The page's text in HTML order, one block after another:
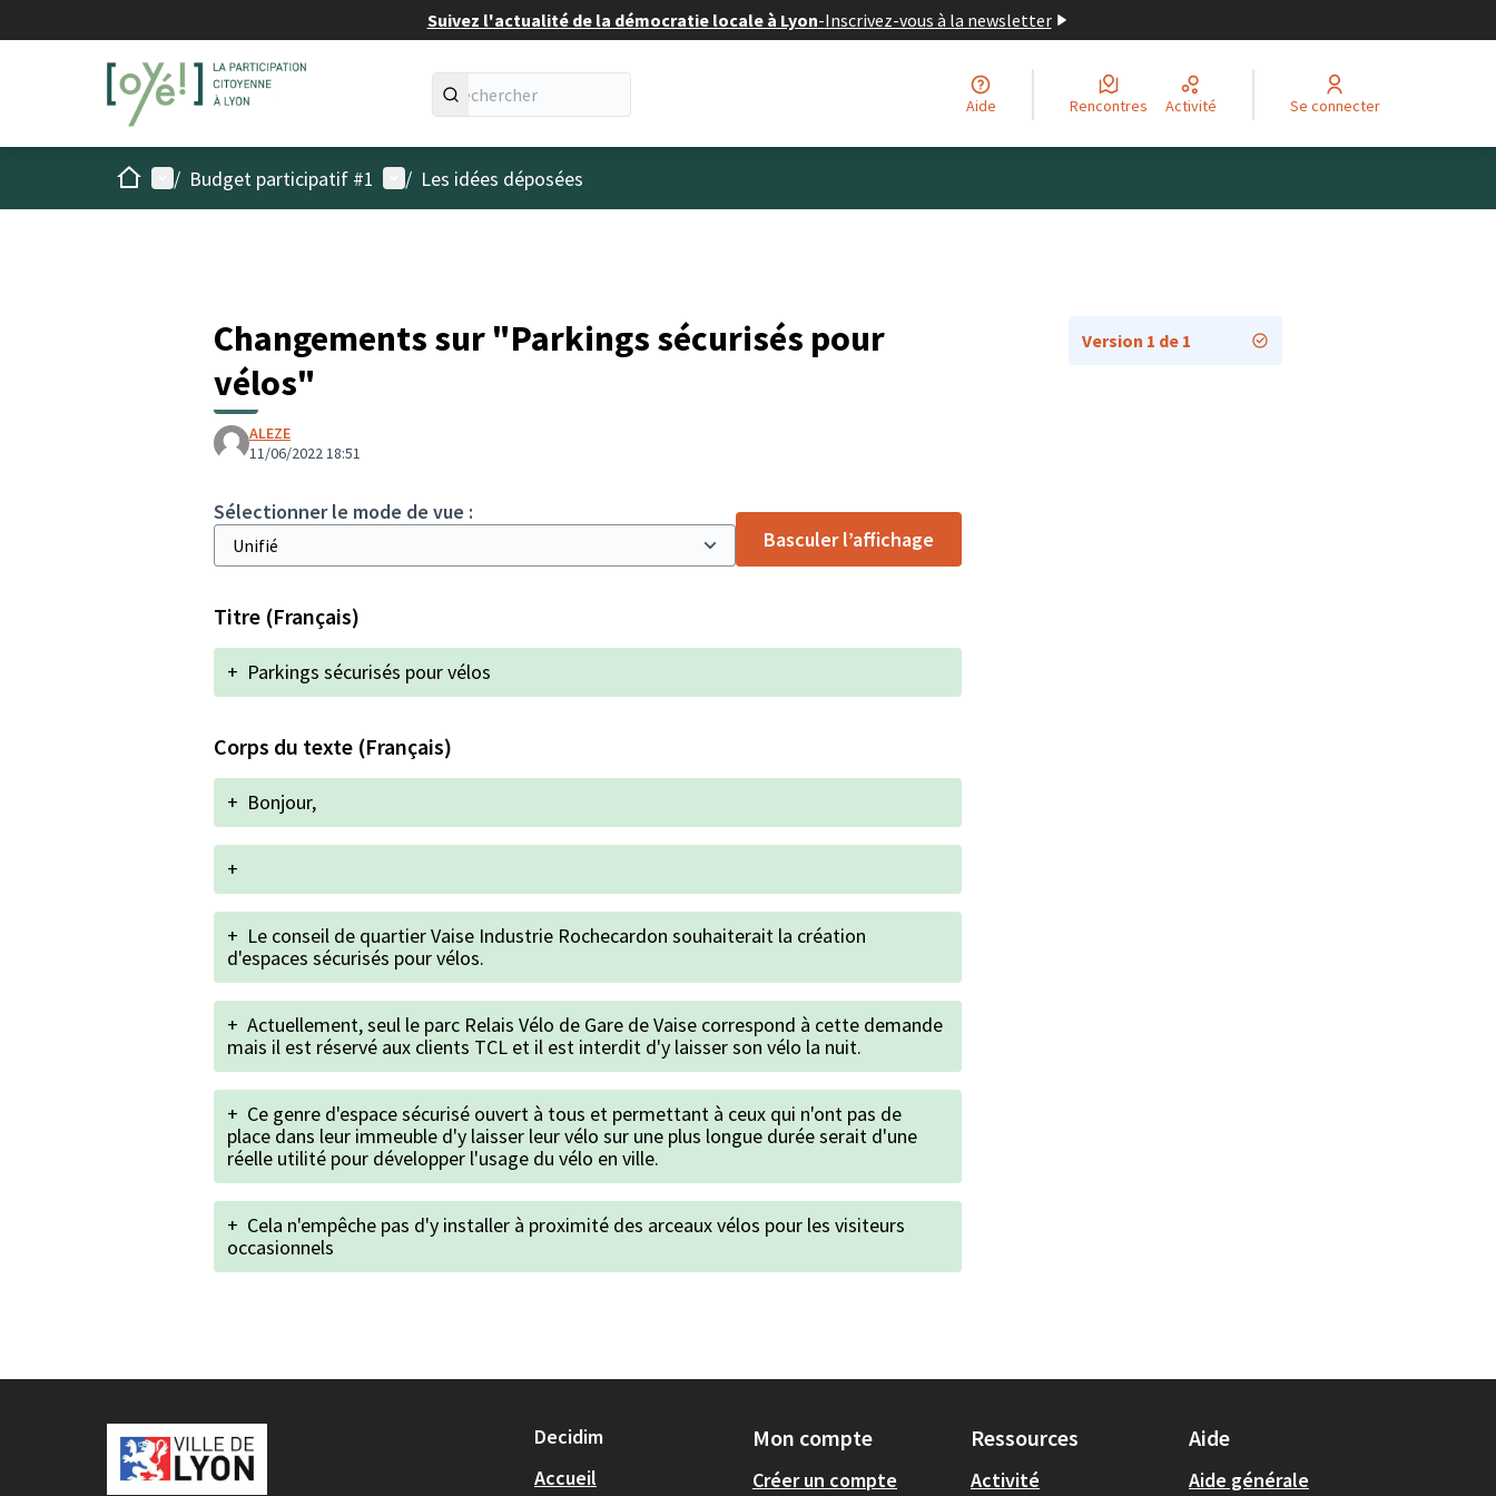
Suivez l'actualité de la démocratie locale à Lyon-Inscrivez-vous à la newsletter
Aide Rencontres Activité Se connecter
AccueilMenu principal
/ Budget participatif #1 Menu utilisateur
/ Les idées déposées
Changements sur "Parkings sécurisés pour
vélos"
ALEZE
11/06/2022 18:51
Sélectionner le mode de vue :
Basculer l’affichage
Titre (Français)
+ Parkings sécurisés pour vélos
Corps du texte (Français)
+ Bonjour,
+
+ Le conseil de quartier Vaise Industrie Rochecardon souhaiterait la création
d'espaces sécurisés pour vélos.
+ Actuellement, seul le parc Relais Vélo de Gare de Vaise correspond à cette demande
mais il est réservé aux clients TCL et il est interdit d'y laisser son vélo la nuit.
+ Ce genre d'espace sécurisé ouvert à tous et permettant à ceux qui n'ont pas de
place dans leur immeuble d'y laisser leur vélo sur une plus longue durée serait d'une
réelle utilité pour développer l'usage du vélo en ville.
+ Cela n'empêche pas d'y installer à proximité des arceaux vélos pour les visiteurs
occasionnels
Version 1 de 1
Decidim
Accueil
Mon compte
Créer un compte
Ressources
Activité
Aide
Aide générale